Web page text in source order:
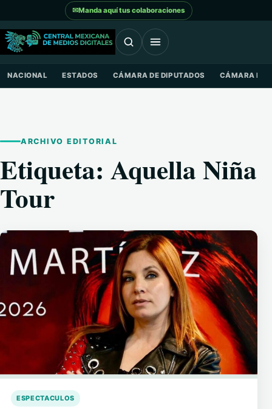
Saltar al contenido
✉Manda aquí tus colaboraciones
NACIONAL ESTADOS CÁMARA DE DIPUTADOS CÁMARA DE
ARCHIVO EDITORIAL
Etiqueta: Aquella Niña
Tour
ESPECTACULOS